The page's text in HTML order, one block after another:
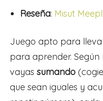
Reseña: Misut
Juego apto para
para aprender. Según
vayas sumando
que sean iguales y